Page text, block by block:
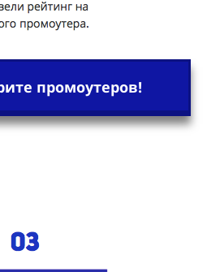
промоутеров!